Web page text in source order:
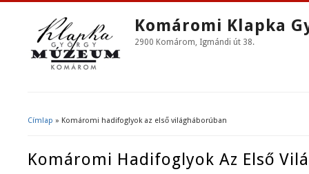
Komáromi Klapka
2900 Komárom, Igmándi út 38.
Címlap » Komáromi hadifoglyok az első világháborúban
Komáromi Hadifoglyok Az Első